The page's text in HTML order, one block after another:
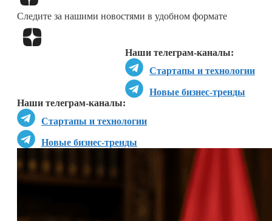
Следите за нашими новостями в удобном формате
Наши телеграм-каналы:
Стартапы и технологии
Новые бизнес-тренды
Наши телеграм-каналы:
Стартапы и технологии
Новые бизнес-тренды